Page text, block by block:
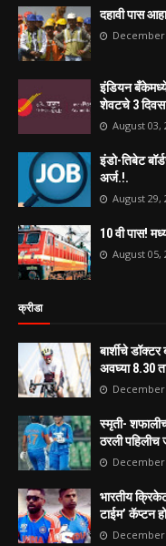
दहावी पास
December
इंडियन बँकेमध्ये
शेवटचे 3 दिवस
August 03,
इंडो-तिबेट
अर्ज.!.
August 29,
10 वी पास!
August 05,
क्रीडा
बार्शीचे
अवघ्या 8.30
December
स्मृती-
ठरली पहिलीच
December
भारतीय
टाईम’ कॅप्टन
December